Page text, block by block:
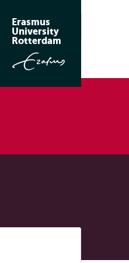
Nederlands huidige taal
Zoeken
Erasmus
University
Rotterdam